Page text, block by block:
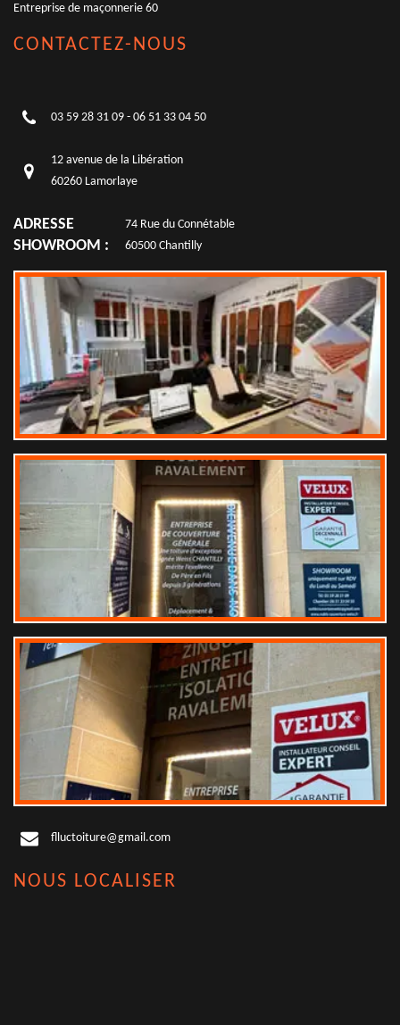
Entreprise de maçonnerie 60
CONTACTEZ-NOUS
03 59 28 31 09 - 06 51 33 04 50
12 avenue de la Libération
60260 Lamorlaye
ADRESSE
SHOWROOM :
74 Rue du Connétable
60500 Chantilly
flluctoiture@gmail.com
NOUS LOCALISER